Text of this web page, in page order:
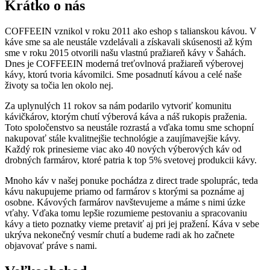
Krátko o nás
COFFEEIN vznikol v roku 2011 ako eshop s talianskou kávou. V
káve sme sa ale neustále vzdelávali a získavali skúsenosti až kým
sme v roku 2015 otvorili našu vlastnú pražiareň kávy v Šahách.
Dnes je COFFEEIN moderná treťovlnová pražiareň výberovej
kávy, ktorú tvoria kávomilci. Sme posadnutí kávou a celé naše
životy sa točia len okolo nej.
Za uplynulých 11 rokov sa nám podarilo vytvoriť komunitu
kávičkárov, ktorým chutí výberová káva a náš rukopis praženia.
Toto spoločenstvo sa neustále rozrastá a vďaka tomu sme schopní
nakupovať stále kvalitnejšie technológie a zaujímavejšie kávy.
Každý rok prinesieme viac ako 40 nových výberových káv od
drobných farmárov, ktoré patria k top 5% svetovej produkcii kávy.
Mnoho káv v našej ponuke pochádza z direct trade spoluprác, teda
kávu nakupujeme priamo od farmárov s ktorými sa poznáme aj
osobne. Kávových farmárov navštevujeme a máme s nimi úzke
vťahy. Vďaka tomu lepšie rozumieme pestovaniu a spracovaniu
kávy a tieto poznatky vieme pretaviť aj pri jej pražení. Káva v sebe
ukrýva nekonečný vesmír chutí a budeme radi ak ho začnete
objavovať práve s nami.